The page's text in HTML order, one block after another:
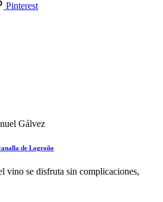
Pinterest
Gálvez
de Logroño
vino se disfruta sin complicaciones,